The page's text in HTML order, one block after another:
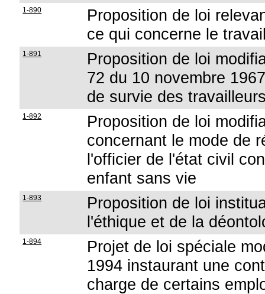
1-890
Proposition de loi
ce qui concerne le
1-891
Proposition de loi
72 du 10 novembre
de survie des
1-892
Proposition de loi
concernant le mode de
l'officier de l'état civil
enfant sans vie
1-893
Proposition de loi
l'éthique et de la
1-894
Projet de loi spéciale
1994 instaurant une
charge de certains